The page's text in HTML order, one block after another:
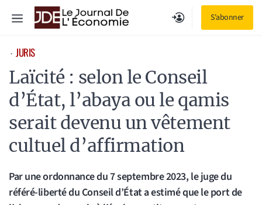
S'abonner
Menu
⋅ JURIS
Laïcité : selon le Conseil
d’État, l’abaya ou le qamis
serait devenu un vêtement
cultuel d’affirmation
Par une ordonnance du 7 septembre 2023, le juge du
référé-liberté du Conseil d’État a estimé que le port de